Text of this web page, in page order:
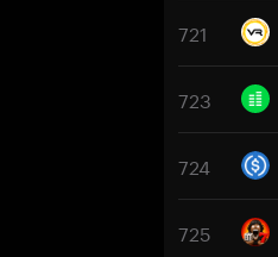
721
723
724
725